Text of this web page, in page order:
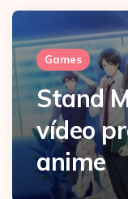
Games
Stand
vídeo
anime